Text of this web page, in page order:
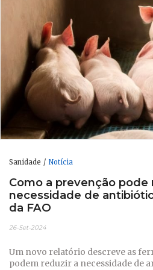
Sanidade Notícia
Como a prevenção pode
necessidade de
da FAO
26-Set-2024
Um novo relatório descreve as
podem reduzir a necessidade de